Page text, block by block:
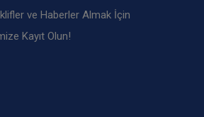
ve Haberler Almak İçin
Kayıt Olun!